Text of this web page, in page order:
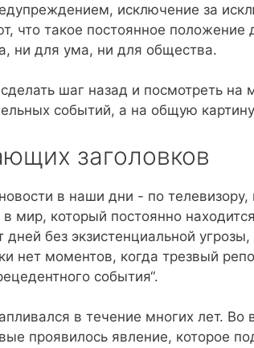
исключение за
что такое постоянное положение
ни для ума, ни для общества.
шаг назад и посмотреть на
событий, а на общую
заголовков
в наши дни - по телевизору,
мир, который постоянно
дней без экзистенциальной
нет моментов, когда трезвый
события“.
в течение многих лет. Во
проявилось явление, которое